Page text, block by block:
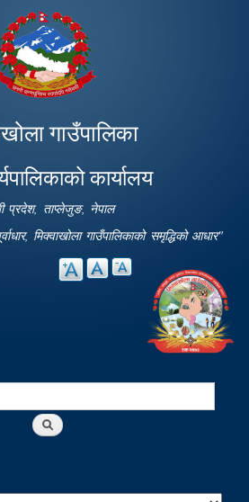
गाउँपालिका
कार्यालय
प्रदेश, ताप्लेजुङ, नेपाल
मिक्वाखोला गाउँपालिकाको समृद्धिको आधार"